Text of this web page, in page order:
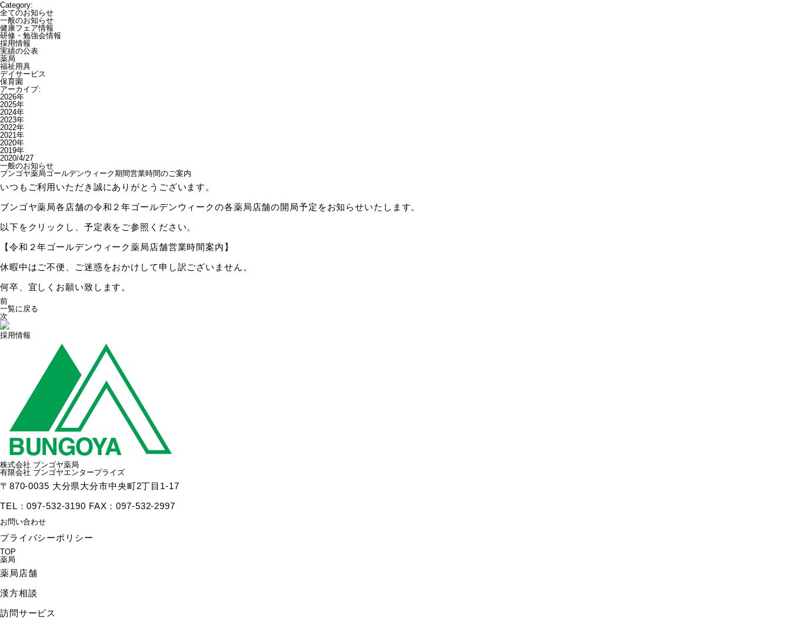
Category:
全てのお知らせ
一般のお知らせ
健康フェア情報
研修・勉強会情報
採用情報
実績の公表
薬局
福祉用具
デイサービス
保育園
アーカイブ:
2026年
2025年
2024年
2023年
2022年
2021年
2020年
2019年
2020/4/27
一般のお知らせ
ブンゴヤ薬局ゴールデンウィーク期間営業時間のご案内
いつもご利用いただき誠にありがとうございます。
ブンゴヤ薬局各店舗の令和２年ゴールデンウィークの各薬局店舗の開局予定をお知らせいたします。
以下をクリックし、予定表をご参照ください。
【令和２年ゴールデンウィーク薬局店舗営業時間案内】
休暇中はご不便、ご迷惑をおかけして申し訳ございません。
何卒、宜しくお願い致します。
前
一覧に戻る
次
採用情報
株式会社 ブンゴヤ薬局
有限会社 ブンゴヤエンタープライズ
〒870-0035 大分県大分市中央町2丁目1-17
TEL：097-532-3190 FAX：097-532-2997
お問い合わせ
プライバシーポリシー
TOP
薬局
薬局店舗
漢方相談
訪問サービス